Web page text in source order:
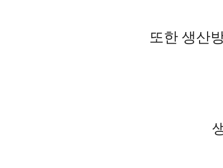
또한 생산